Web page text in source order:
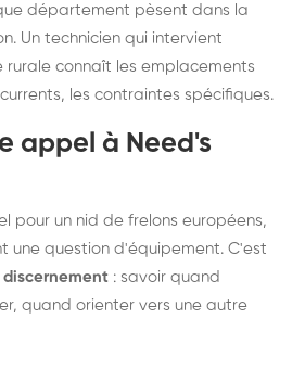
département pèsent dans la
Un technicien qui intervient
rurale connaît les emplacements
les contraintes spécifiques.
appel à Need's
pour un nid de frelons européens,
une question d'équipement. C'est
discernement : savoir quand
quand orienter vers une autre